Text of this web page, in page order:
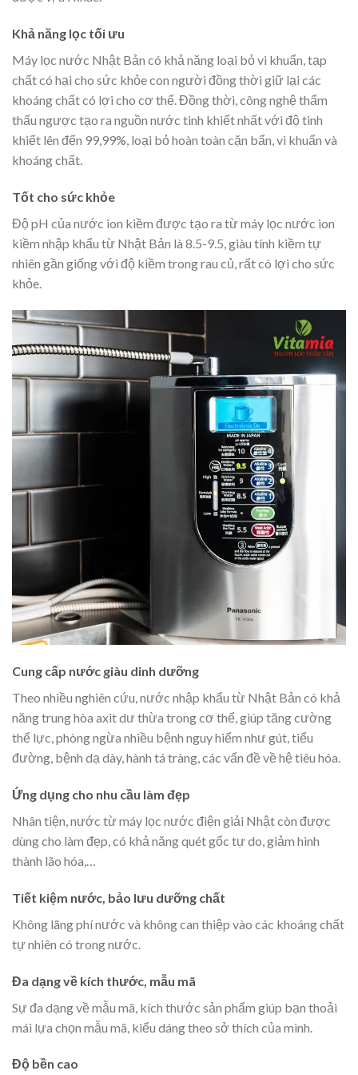
Khả năng lọc tối ưu
Máy lọc nước Nhật Bản có khả năng loại bỏ vi khuẩn, tạp
chất có hại cho sức khỏe con người đồng thời giữ lại các
khoáng chất có lợi cho cơ thể. Đồng thời, công nghệ thẩm
thấu ngược tạo ra nguồn nước tinh khiết nhất với độ tinh
khiết lên đến 99,99%, loại bỏ hoàn toàn cặn bẩn, vi khuẩn và
khoáng chất.
Tốt cho sức khỏe
Độ pH của nước ion kiềm được tạo ra từ máy lọc nước ion
kiềm nhập khẩu từ Nhật Bản là 8.5-9.5, giàu tính kiềm tự
nhiên gần giống với độ kiềm trong rau củ, rất có lợi cho sức
khỏe.
Cung cấp nước giàu dinh dưỡng
Theo nhiều nghiên cứu, nước nhập khẩu từ Nhật Bản có khả
năng trung hòa axit dư thừa trong cơ thể, giúp tăng cường
thể lực, phòng ngừa nhiều bệnh nguy hiểm như gút, tiểu
đường, bệnh dạ dày, hành tá tràng, các vấn đề về hệ tiêu hóa.
Ứng dụng cho nhu cầu làm đẹp
Nhân tiện, nước từ máy lọc nước điện giải Nhật còn được
dùng cho làm đẹp, có khả năng quét gốc tự do, giảm hình
thành lão hóa,…
Tiết kiệm nước, bảo lưu dưỡng chất
Không lãng phí nước và không can thiệp vào các khoáng chất
tự nhiên có trong nước.
Đa dạng về kích thước, mẫu mã
Sự đa dạng về mẫu mã, kích thước sản phẩm giúp bạn thoải
mái lựa chọn mẫu mã, kiểu dáng theo sở thích của mình.
Độ bền cao